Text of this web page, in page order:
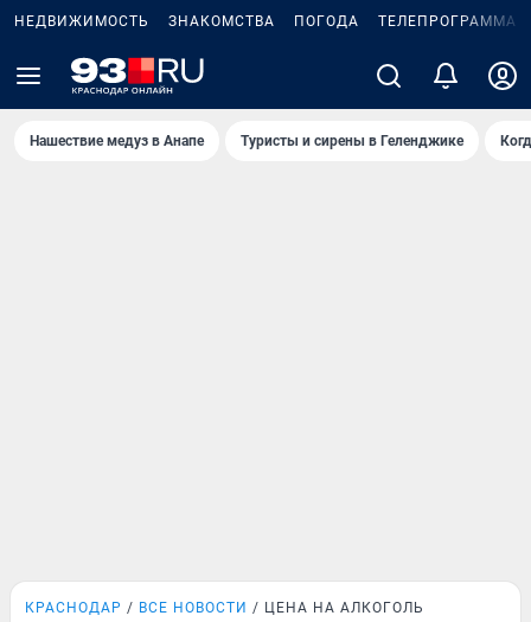
НЕДВИЖИМОСТЬ ЗНАКОМСТВА ПОГОДА ТЕЛЕПРОГРАММА
Нашествие медуз в Анапе Туристы и сирены в Геленджике
КРАСНОДАР ВСЕ НОВОСТИ ЦЕНА НА АЛКОГОЛЬ